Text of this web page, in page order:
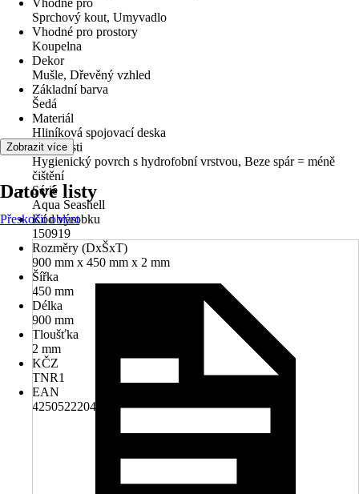
Vhodné pro
Sprchový kout, Umyvadlo
Vhodné pro prostory
Koupelna
Dekor
Mušle, Dřevěný vzhled
Základní barva
Šedá
Materiál
Hliníková spojovací deska
Vlastnosti
Hygienický povrch s hydrofobní vrstvou, Beze spár = méně
čištění
Série
Aqua Seashell
Kód výrobku
150919
Rozměry (DxŠxT)
900 mm x 450 mm x 2 mm
Šířka
450 mm
Délka
900 mm
Tloušťka
2 mm
KČZ
TNR1
EAN
4250522204424
Zobrazit více
Datové listy
Přeskočit oblast